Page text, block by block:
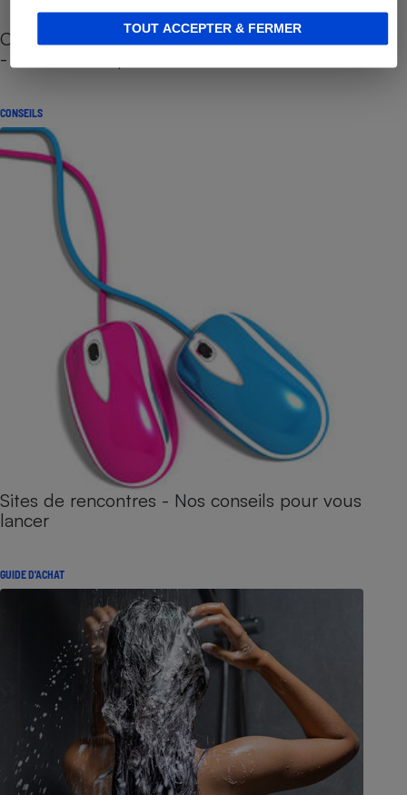
TOUT ACCEPTER & FERMER
Cafetière à capsules zéro déchet CoffeeB (vidéo)
- Premières impressions
CONSEILS
Sites de rencontres - Nos conseils pour vous
lancer
GUIDE D'ACHAT